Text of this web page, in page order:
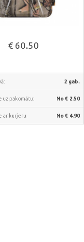
€ 60.50
2 gab.
uz pakomātu: No € 2.50
ar kurjeru: No € 4.90